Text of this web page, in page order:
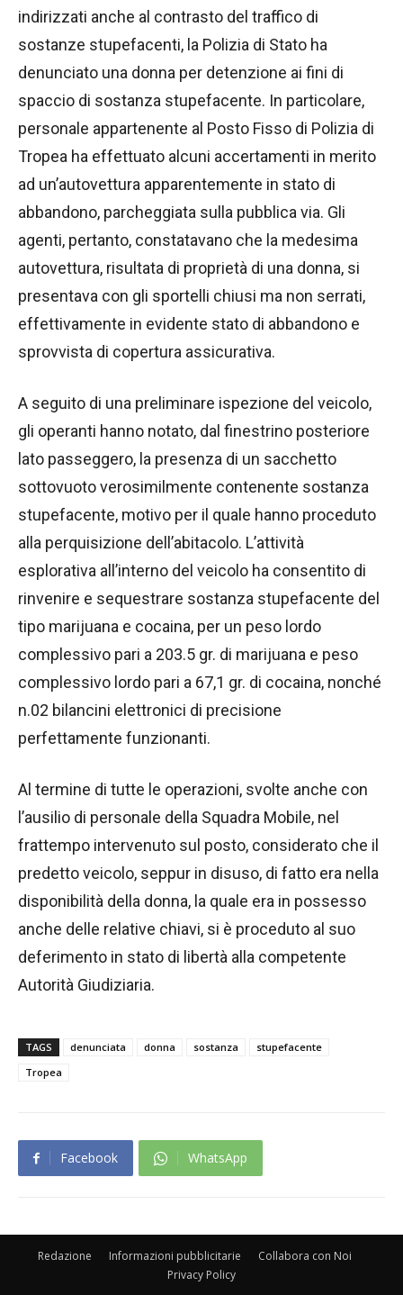
indirizzati anche al contrasto del traffico di
sostanze stupefacenti, la Polizia di Stato ha
denunciato una donna per detenzione ai fini di
spaccio di sostanza stupefacente. In particolare,
personale appartenente al Posto Fisso di Polizia di
Tropea ha effettuato alcuni accertamenti in merito
ad un’autovettura apparentemente in stato di
abbandono, parcheggiata sulla pubblica via. Gli
agenti, pertanto, constatavano che la medesima
autovettura, risultata di proprietà di una donna, si
presentava con gli sportelli chiusi ma non serrati,
effettivamente in evidente stato di abbandono e
sprovvista di copertura assicurativa.
A seguito di una preliminare ispezione del veicolo,
gli operanti hanno notato, dal finestrino posteriore
lato passeggero, la presenza di un sacchetto
sottovuoto verosimilmente contenente sostanza
stupefacente, motivo per il quale hanno proceduto
alla perquisizione dell’abitacolo. L’attività
esplorativa all’interno del veicolo ha consentito di
rinvenire e sequestrare sostanza stupefacente del
tipo marijuana e cocaina, per un peso lordo
complessivo pari a 203.5 gr. di marijuana e peso
complessivo lordo pari a 67,1 gr. di cocaina, nonché
n.02 bilancini elettronici di precisione
perfettamente funzionanti.
Al termine di tutte le operazioni, svolte anche con
l’ausilio di personale della Squadra Mobile, nel
frattempo intervenuto sul posto, considerato che il
predetto veicolo, seppur in disuso, di fatto era nella
disponibilità della donna, la quale era in possesso
anche delle relative chiavi, si è proceduto al suo
deferimento in stato di libertà alla competente
Autorità Giudiziaria.
TAGS denunciata donna sostanza
stupefacente
Tropea
Facebook WhatsApp
Redazione Informazioni pubblicitarie
Collabora con Noi
Privacy Policy